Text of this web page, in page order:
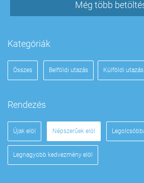
Még több
Kategóriák
Összes Belföldi utazás Külföldi utazás
Rendezés
Újak elöl Népszerűek elöl
Legnagyobb kedvezmény elöl